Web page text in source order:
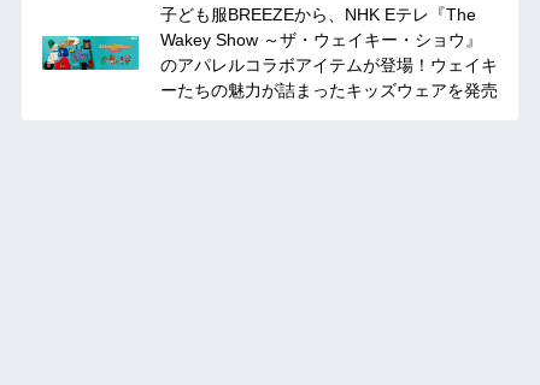
子ども服BREEZEから、NHK Eテレ『The
Wakey Show ～ザ・ウェイキー・ショウ』
のアパレルコラボアイテムが登場！ウェイキ
ーたちの魅力が詰まったキッズウェアを発売